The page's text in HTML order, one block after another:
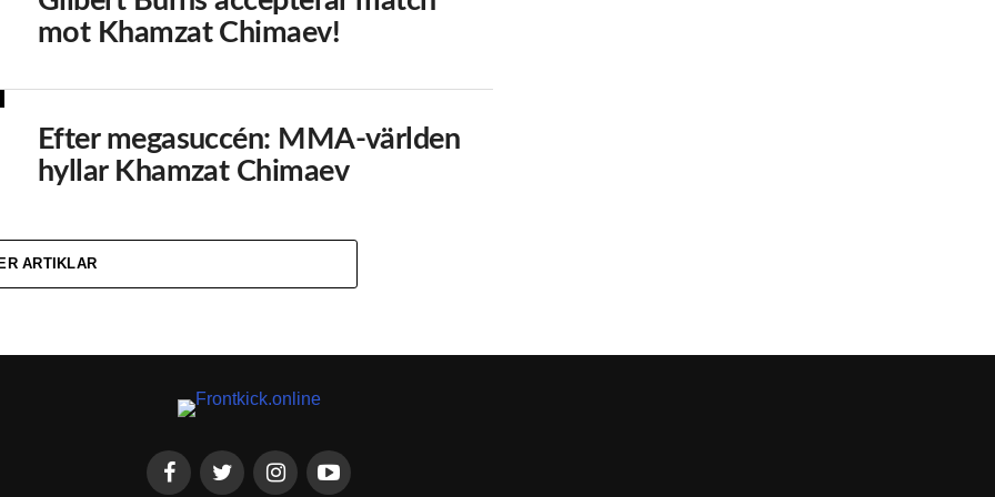
mot Khamzat Chimaev!
Efter megasuccén: MMA-världen
hyllar Khamzat Chimaev
ARTIKLAR